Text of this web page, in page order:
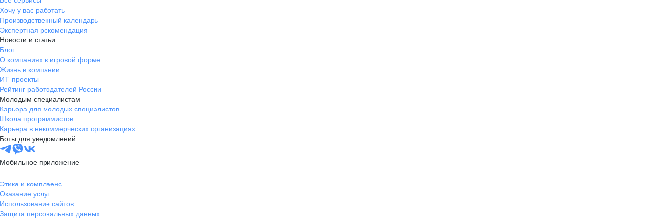
Хочу у вас работать
Производственный календарь
Экспертная рекомендация
Новости и статьи
Блог
О компаниях в игровой форме
Жизнь в компании
ИТ-проекты
Рейтинг работодателей России
Молодым специалистам
Карьера для молодых специалистов
Школа программистов
Карьера в некоммерческих организациях
Боты для уведомлений
Мобильное приложение
Этика и комплаенс
Оказание услуг
Использование сайтов
Защита персональных данных